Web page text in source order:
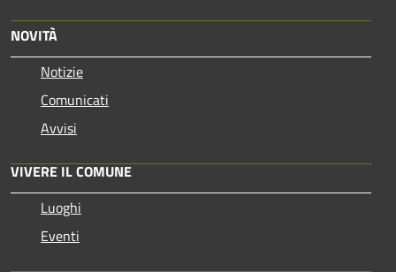
NOVITÀ
Notizie
Comunicati
Avvisi
VIVERE IL COMUNE
Luoghi
Eventi